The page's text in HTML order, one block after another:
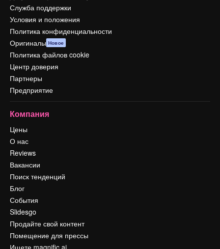
Служба поддержки
Условия и положения
Политика конфиденциальности
Оригиналы Новое
Политика файлов cookie
Центр доверия
Партнеры
Предприятие
Компания
Цены
О нас
Reviews
Вакансии
Поиск тенденций
Блог
События
Slidesgo
Продайте свой контент
Помещение для прессы
Ищете magnific.ai